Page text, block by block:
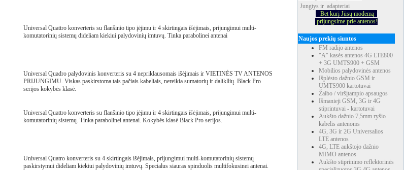
Universal Quattro konverteris su flanšinio tipo įėjimu ir 4 skirtingais išėjimais, prijungimui multi-
komutatorinių sistemų dideliam kiekiui palydovinių imtuvų. Tinka parabolinei antenai
Universal Quadro palydovinis konverteris su 4 nepriklausomais išėjimais ir VIETINĖS TV ANTENOS
PRIJUNGIMU. Viskas paskirstoma tais pačiais kabeliais, nereikia sumatorių ir dalikllių. Black Pro
serijos kokybės klasė.
Universal Quattro konverteris su flanšinio tipo įėjimu ir 4 skirtingais išėjimais, prijungimui multi-
komutatorinių sistemų. Tinka parabolinei antenai. Kokybės klasė Black Pro serijos.
Universal Quatro konverteris su 4 skirtingais išėjimais, prijungimui multi-komutatorinių sistemų
paskirstymui dideliam kiekiui palydovinių imtuvų. Specialus siauras spinduolis multifokusinei antenai.
Jungtys ir adapteriai
Bet kurį Jūsų modemą
prijungsime prie antenos!
Naujos prekių siuntos
FM radijo antenos
"A" kasės antenos 4G LTE800
+ 3G UMTS900 + GSM
Mobilios palydovinės antenos
Išplėsto dažnio GSM ir
UMTS900 kartotuvai
Žaibo / viršįtampio apsaugos
Išmanieji GSM, 3G ir 4G
stiprintuvai - kartotuvai
Aukšto dažnio 7,5mm ryšio
kabelis antenoms
4G, 3G ir 2G Universalios
LTE antenos
4G, LTE aukštojo dažnio
MIMO antenos
Aukšto stiprinimo reflektorinės